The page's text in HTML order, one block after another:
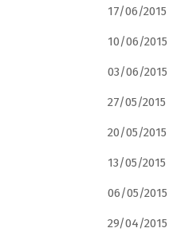
17/06/2015
10/06/
03/06/
27/05/2015
20/05/2015
13/05/2015
06/05/
29/04/